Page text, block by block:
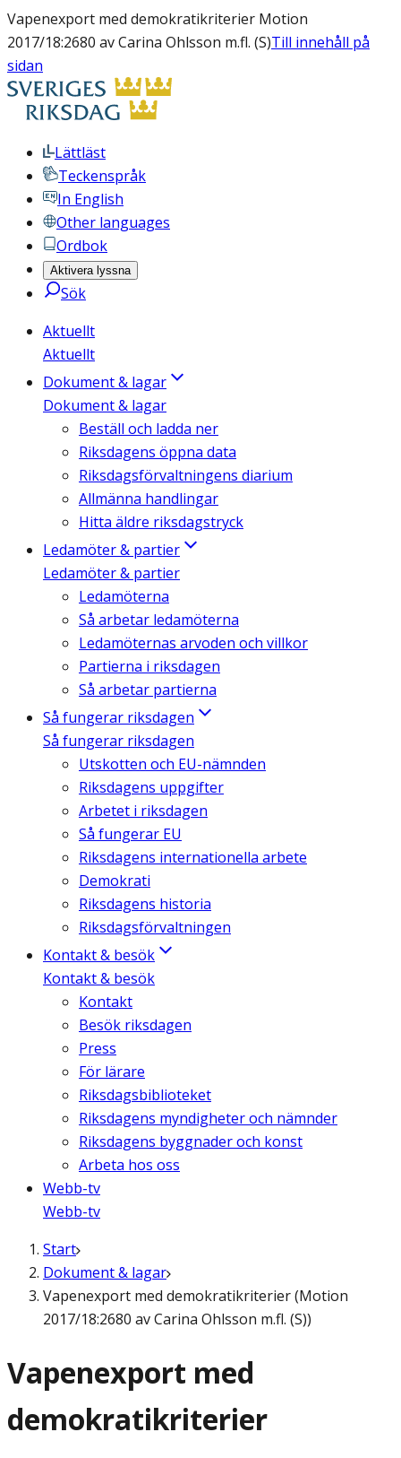
Vapenexport med demokratikriterier Motion
2017/18:2680 av Carina Ohlsson m.fl. (S)Till innehåll på
sidan
Lättläst
Teckenspråk
In English
Other languages
Ordbok
Aktivera lyssna
Sök
Aktuellt
Aktuellt
Dokument & lagar
Dokument & lagar
Beställ och ladda ner
Riksdagens öppna data
Riksdagsförvaltningens diarium
Allmänna handlingar
Hitta äldre riksdagstryck
Ledamöter & partier
Ledamöter & partier
Ledamöterna
Så arbetar ledamöterna
Ledamöternas arvoden och villkor
Partierna i riksdagen
Så arbetar partierna
Så fungerar riksdagen
Så fungerar riksdagen
Utskotten och EU-nämnden
Riksdagens uppgifter
Arbetet i riksdagen
Så fungerar EU
Riksdagens internationella arbete
Demokrati
Riksdagens historia
Riksdagsförvaltningen
Kontakt & besök
Kontakt & besök
Kontakt
Besök riksdagen
Press
För lärare
Riksdagsbiblioteket
Riksdagens myndigheter och nämnder
Riksdagens byggnader och konst
Arbeta hos oss
Webb-tv
Webb-tv
Start
Dokument & lagar
Vapenexport med demokratikriterier (Motion
2017/18:2680 av Carina Ohlsson m.fl. (S))
Vapenexport med
demokratikriterier